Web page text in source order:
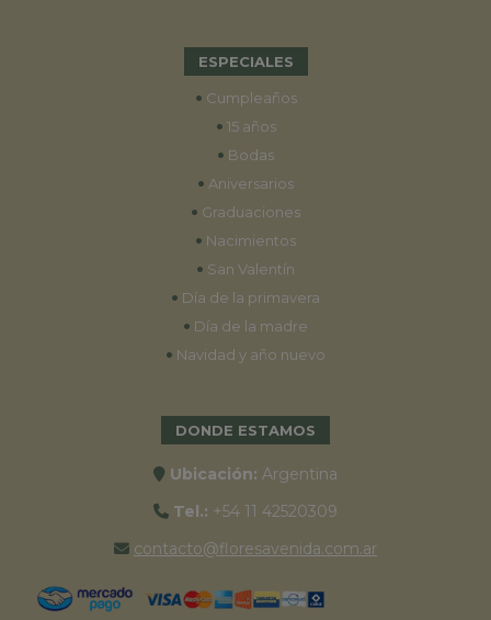
ESPECIALES
• Cumpleaños
• 15 años
• Bodas
• Aniversarios
• Graduaciones
• Nacimientos
• San Valentín
• Día de la primavera
• Día de la madre
• Navidad y año nuevo
DONDE ESTAMOS
Ubicación: Argentina
Tel.: +54 11 42520309
contacto@floresavenida.com.ar